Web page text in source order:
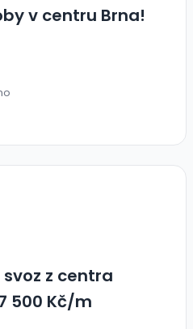
v centru Brna!
z centra
500 Kč/m